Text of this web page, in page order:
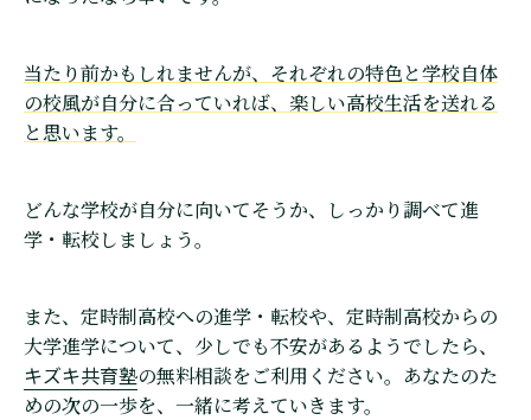
当たり前かもしれませんが、それぞれの特色と学校自体
の校風が自分に合っていれば、楽しい高校生活を送れる
と思います。
どんな学校が自分に向いてそうか、しっかり調べて進
学・転校しましょう。
また、定時制高校への進学・転校や、定時制高校からの
大学進学について、少しでも不安があるようでしたら、
キズキ共育塾の無料相談をご利用ください。あなたのた
めの次の一歩を、一緒に考えていきます。